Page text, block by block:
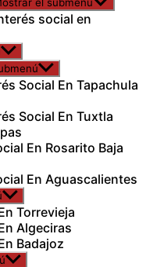
social en
Social En Tapachula
Social En Tuxtla
En Rosarito Baja
En Aguascalientes
Torrevieja
Algeciras
Badajoz